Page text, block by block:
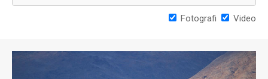
Fotografi Video